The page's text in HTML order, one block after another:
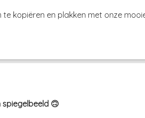
kopiëren en plakken met onze
🙃